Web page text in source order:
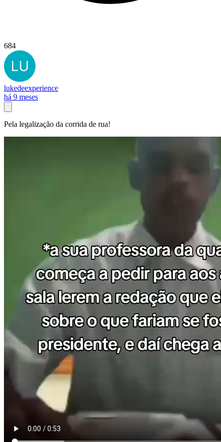
684
lukedeexperience
há 9 meses
Pela legalização da corrida de rua!